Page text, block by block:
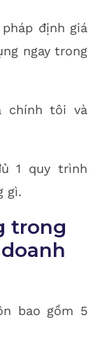
định giá
ngay trong
chính tôi và
1 quy trình
gì.
trong
bao gồm 5